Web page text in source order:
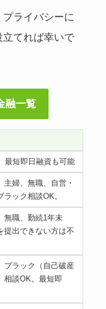
ライバシーに
てれば幸いで
融一覧
最短即日融資も可能
婦、無職、自営・
ック相談OK。
無職、勤続1年未
提出できない方は不
ブラック（自己破産
相談OK。最短即